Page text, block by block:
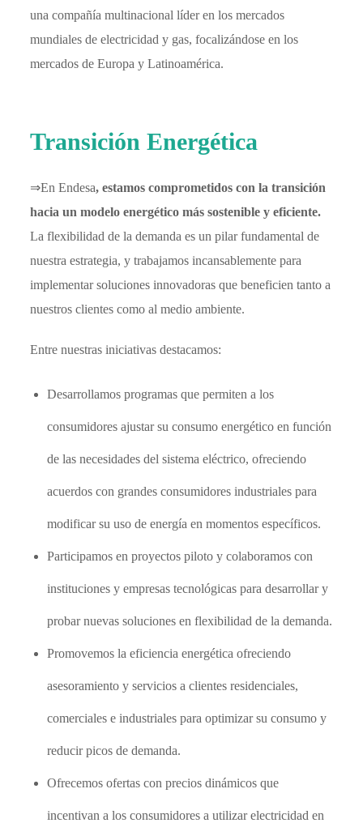
una compañía multinacional líder en los mercados
mundiales de electricidad y gas, focalizándose en los
mercados de Europa y Latinoamérica.
Transición Energética
⇒En Endesa, estamos comprometidos con la transición
hacia un modelo energético más sostenible y eficiente.
La flexibilidad de la demanda es un pilar fundamental de
nuestra estrategia, y trabajamos incansablemente para
implementar soluciones innovadoras que beneficien tanto a
nuestros clientes como al medio ambiente.
Entre nuestras iniciativas destacamos:
Desarrollamos programas que permiten a los
consumidores ajustar su consumo energético en función
de las necesidades del sistema eléctrico, ofreciendo
acuerdos con grandes consumidores industriales para
modificar su uso de energía en momentos específicos.
Participamos en proyectos piloto y colaboramos con
instituciones y empresas tecnológicas para desarrollar y
probar nuevas soluciones en flexibilidad de la demanda.
Promovemos la eficiencia energética ofreciendo
asesoramiento y servicios a clientes residenciales,
comerciales e industriales para optimizar su consumo y
reducir picos de demanda.
Ofrecemos ofertas con precios dinámicos que
incentivan a los consumidores a utilizar electricidad en